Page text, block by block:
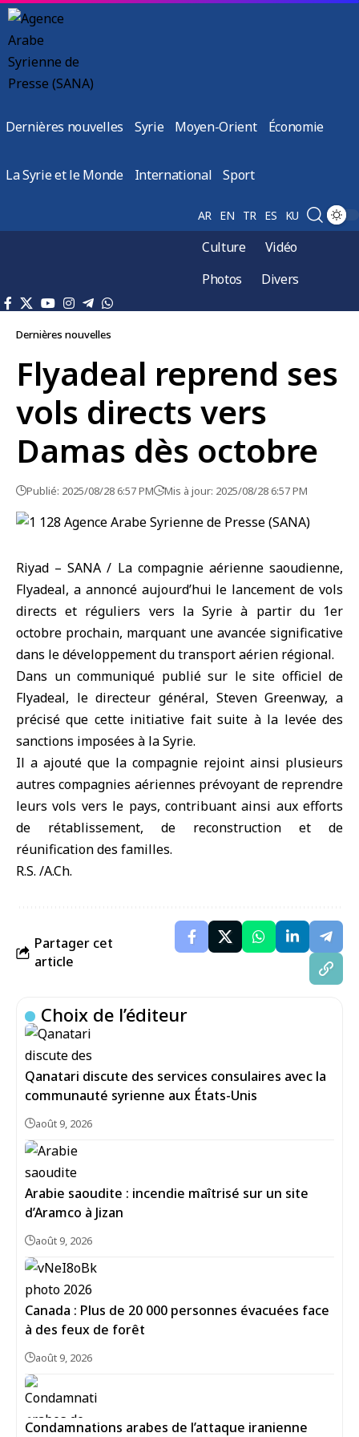
Dernières nouvelles Syrie Moyen-Orient Économie
La Syrie et le Monde International Sport
AR EN TR ES KU
Culture
Vidéo
Photos
Divers
Dernières nouvelles
Flyadeal reprend ses
vols directs vers
Damas dès octobre
Publié: 2025/08/28 6:57 PM Mis à jour: 2025/08/28 6:57 PM
Riyad – SANA / La compagnie aérienne saoudienne,
Flyadeal, a annoncé aujourd’hui le lancement de vols
directs et réguliers vers la Syrie à partir du 1er
octobre prochain, marquant une avancée significative
dans le développement du transport aérien régional.
Dans un communiqué publié sur le site officiel de
Flyadeal, le directeur général, Steven Greenway, a
précisé que cette initiative fait suite à la levée des
sanctions imposées à la Syrie.
Il a ajouté que la compagnie rejoint ainsi plusieurs
autres compagnies aériennes prévoyant de reprendre
leurs vols vers le pays, contribuant ainsi aux efforts
de rétablissement, de reconstruction et de
réunification des familles.
R.S. /A.Ch.
Partager cet
article
Choix de l’éditeur
Qanatari discute des services consulaires avec la
communauté syrienne aux États-Unis
août 9, 2026
Arabie saoudite : incendie maîtrisé sur un site
d’Aramco à Jizan
août 9, 2026
Canada : Plus de 20 000 personnes évacuées face
à des feux de forêt
août 9, 2026
Condamnations arabes de l’attaque iranienne